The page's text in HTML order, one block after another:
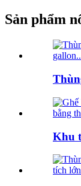
Sản phẩm
Khu